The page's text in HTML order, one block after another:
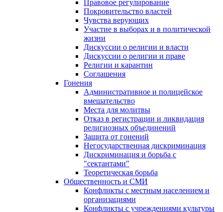
Правовое регулирование
Покровительство властей
Чувства верующих
Участие в выборах и в политической
жизни
Дискуссии о религии и власти
Дискуссии о религии и праве
Религии и карантин
Соглашения
Гонения
Административное и полицейское
вмешательство
Места для молитвы
Отказ в регистрации и ликвидация
религиозных объединений
Защита от гонений
Негосударственная дискриминация
Дискриминация и борьба с
"сектантами"
Теоретическая борьба
Общественность и СМИ
Конфликты с местным населением и
организациями
Конфликты с учреждениями культуры